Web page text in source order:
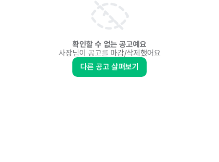
확인할 수 없는 공고예요
사장님이 공고를 마감/삭제했어요
다른 공고 살펴보기